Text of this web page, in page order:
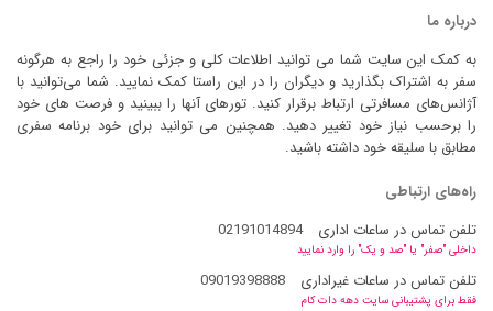
درباره ما
به کمک این سایت شما می توانید اطلاعات کلی و جزئی خود را راجع به هرگونه
سفر به اشتراک بگذارید و دیگران را در این راستا کمک نمایید. شما می‌توانید با
آژانس‌های مسافرتی ارتباط برقرار کنید. تورهای آنها را ببینید و فرصت های خود
را برحسب نیاز خود تغییر دهید. همچنین می توانید برای خود برنامه سفری
مطابق با سلیقه خود داشته باشید.
راه‌های ارتباطی
تلفن تماس در ساعات اداری
02191014894
داخلی "صفر" یا "صد و یک" را وارد نمایید
تلفن تماس در ساعات غیراداری 09019398888
فقط برای پشتیبانی سایت دهه دات کام